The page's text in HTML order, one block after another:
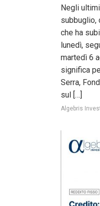
Negli
subbuglio,
che ha
lunedì,
martedì 6
significa
Serra,
sul […]
Algebris